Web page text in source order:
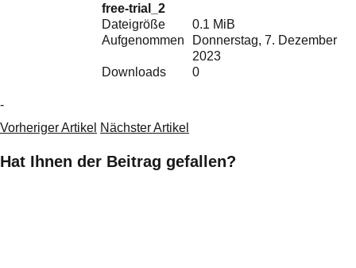
free-trial_2
Dateigröße
0.1 MiB
Aufgenommen
Donnerstag, 7. Dezember
2023
Downloads
0
-
Vorheriger Artikel Nächster Artikel
Hat Ihnen der Beitrag gefallen?